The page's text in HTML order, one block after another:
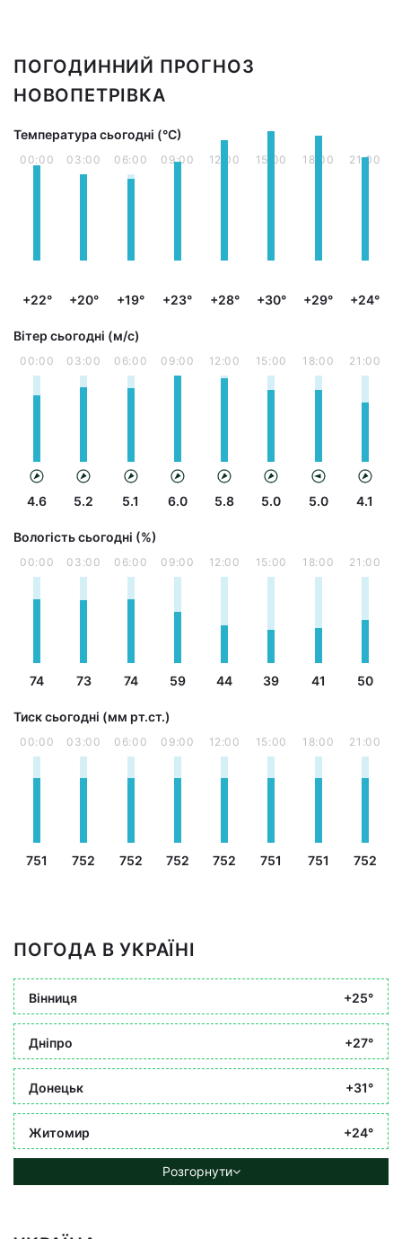
ПОГОДИННИЙ ПРОГНОЗ
НОВОПЕТРІВКА
Температура сьогодні (°С)
00:00
+22°
03:00
+20°
06:00
+19°
09:00
+23°
12:00
+28°
15:00
+30°
18:00
+29°
21:00
+24°
Вітер сьогодні (м/с)
00:00
4.6
03:00
5.2
06:00
5.1
09:00
6.0
12:00
5.8
15:00
5.0
18:00
5.0
21:00
4.1
Вологість сьогодні (%)
00:00
74
03:00
73
06:00
74
09:00
59
12:00
44
15:00
39
18:00
41
21:00
50
Тиск сьогодні (мм рт.ст.)
00:00
751
03:00
752
06:00
752
09:00
752
12:00
752
15:00
751
18:00
751
21:00
752
ПОГОДА В УКРАЇНІ
Вінниця +25°
Дніпро +27°
Донецьк +31°
Житомир +24°
Розгорнути